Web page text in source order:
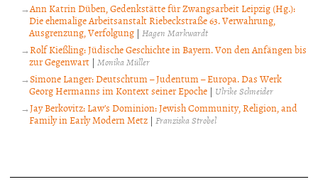
Ann Katrin Düben, Gedenkstätte für Zwangsarbeit Leipzig (Hg.):
Die ehemalige Arbeitsanstalt Riebeckstraße 63. Verwahrung,
Ausgrenzung, Verfolgung | Hagen Markwardt
Rolf Kießling: Jüdische Geschichte in Bayern. Von den Anfängen bis
zur Gegenwart | Monika Müller
Simone Langer: Deutschtum – Judentum – Europa. Das Werk
Georg Hermanns im Kontext seiner Epoche | Ulrike Schneider
Jay Berkovitz: Law’s Dominion: Jewish Community, Religion, and
Family in Early Modern Metz | Franziska Strobel